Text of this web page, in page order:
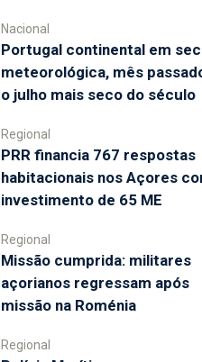
Nacional
Portugal continental em
meteorológica, mês
o julho mais seco do século
Regional
PRR financia 767 respostas
habitacionais nos Açores
investimento de 65 ME
Regional
Missão cumprida: militares
açorianos regressam após
missão na Roménia
Regional